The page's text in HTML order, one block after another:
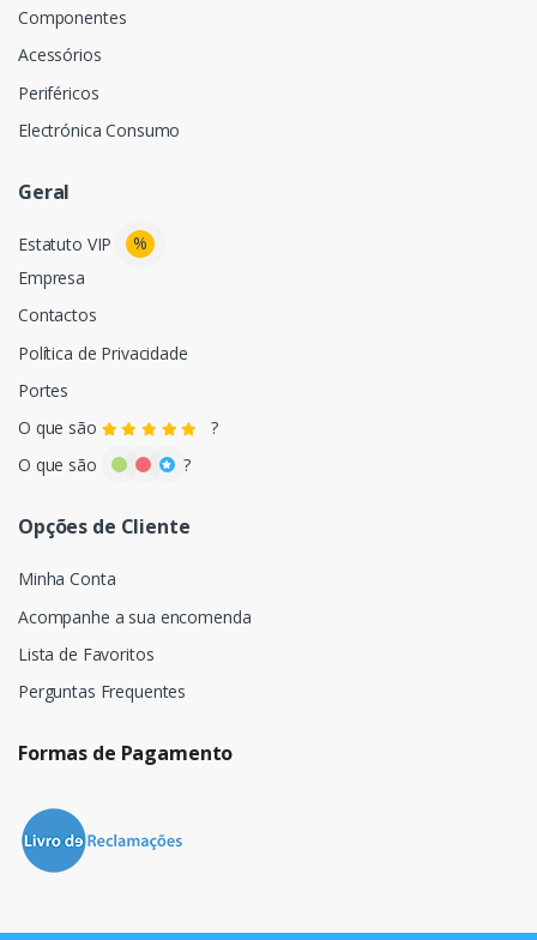
Componentes
Acessórios
Periféricos
Electrónica Consumo
Geral
Estatuto VIP
%
Empresa
Contactos
Política de Privacidade
Portes
O que são
?
O que são
?
Opções de Cliente
Minha Conta
Acompanhe a sua encomenda
Lista de Favoritos
Perguntas Frequentes
Formas de Pagamento